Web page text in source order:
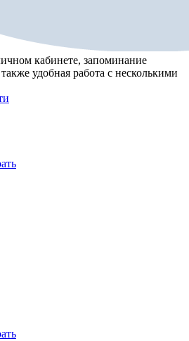
кабинете, запоминание
также удобная работа с несколькими